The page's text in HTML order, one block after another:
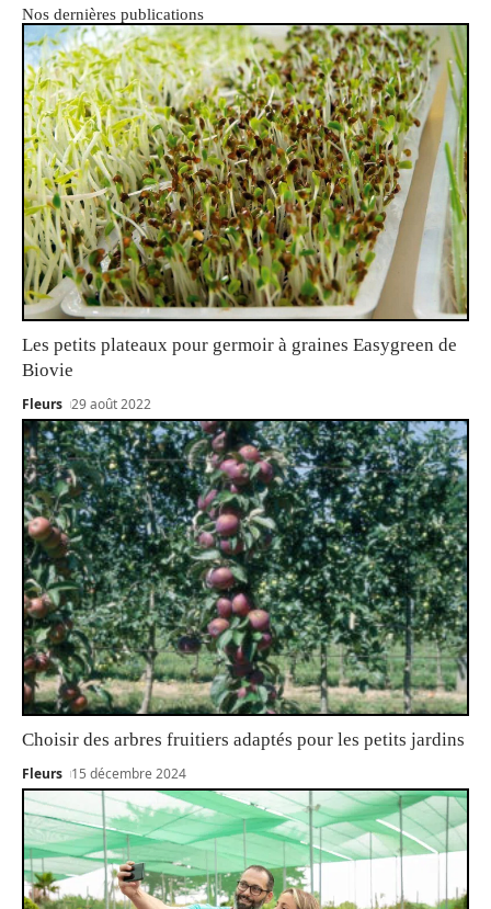
Nos dernières publications
Les petits plateaux pour germoir à graines Easygreen de
Biovie
Fleurs 29 août 2022
Choisir des arbres fruitiers adaptés pour les petits jardins
Fleurs 15 décembre 2024